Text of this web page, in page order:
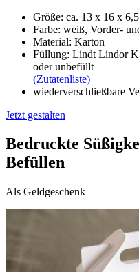
Größe: ca. 13 x 16 x
Farbe: weiß, Vorder-
Material: Karton
Füllung: Lindt Lindor
oder unbefüllt
(Zutatenliste)
wiederverschließbare
Jetzt gestalten
Bedruckte
Befüllen
Als Geldgeschenk